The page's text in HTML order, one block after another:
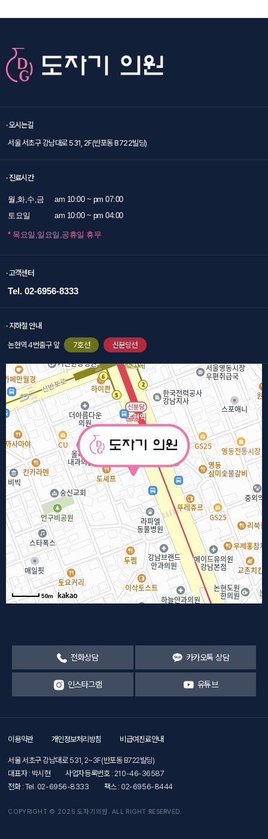
· 오시는길
서울 서초구 강남대로 531, 2F(반포동 B722빌딩)
· 진료시간
월,화,수,금
am 10:00 ~ pm 07:00
토요일
am 10:00 ~ pm 04:00
* 목요일,일요일,공휴일 휴무
· 고객센터
Tel. 02-6956-8333
· 지하철 안내
논현역 4번출구 앞 7호선 신분당선
50m
전화상담 카카오톡 상담
인스타그램 유튜브
이용약관 개인정보처리방침 비급여진료안내
서울 서초구 강남대로 531, 2~3F(반포동 B722빌딩)
대표자 : 박시현
사업자등록번호 : 210-46-36587
전화 : Tel. 02-6956-8333
팩스 : 02-6956-8444
COPYRIGHT © 2025 도자기의원. ALL RIGHT RESERVED.